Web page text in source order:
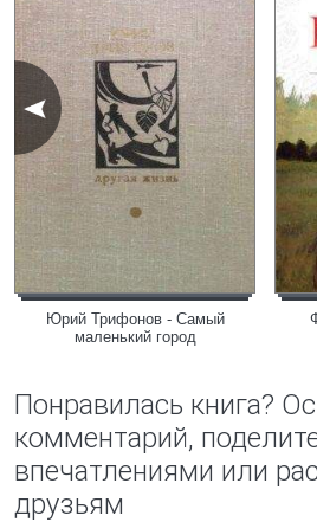
Юрий Трифонов - Самый
маленький город
Понравилась книга?
комментарий,
впечатлениями или
друзьям